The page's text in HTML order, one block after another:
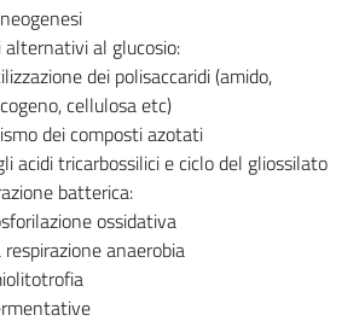
alternativi al glucosio:
dei polisaccaridi (amido,
cellulosa etc)
dei composti azotati
acidi tricarbossilici e ciclo del gliossilato
batterica:
ossidativa
respirazione anaerobia